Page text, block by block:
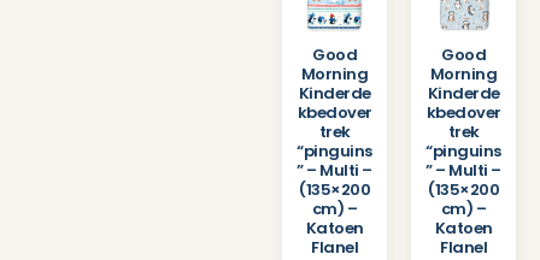
Good
Morning
Kinderde
kbedover
trek
“pinguins
” – Multi –
(135×200
cm) –
Katoen
Flanel
Good
Morning
Kinderde
kbedover
trek
“pinguins
” – Multi –
(135×200
cm) –
Katoen
Flanel